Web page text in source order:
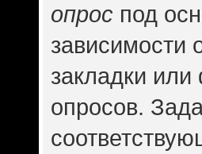
опрос под
зависимости
закладки
опросов.